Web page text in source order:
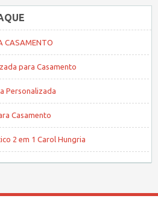
CASAMENTO
para Casamento
Personalizada
Casamento
2 em 1 Carol Hungria